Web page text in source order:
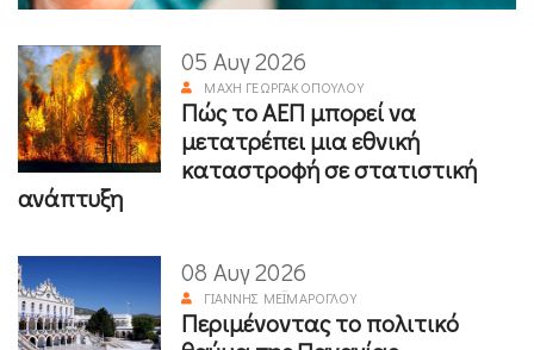
05 Αυγ 2026
ΜΆΧΗ ΓΕΩΡΓΑΚΟΠΟΎΛΟΥ
Πώς το ΑΕΠ μπορεί να
μετατρέπει μια εθνική
καταστροφή σε στατιστική
ανάπτυξη
08 Αυγ 2026
ΓΙΆΝΝΗΣ ΜΕΪΜΆΡΟΓΛΟΥ
Περιμένοντας το πολιτικό